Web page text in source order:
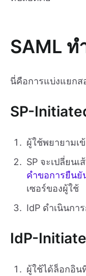
SAML ท
นี่คือการแบ่งแยกส
SP-
ผู้ใช้พยายามเ
SP จะเปลี่ยน
คำขอการยืนยั
เซอร์ของผู้ใช้
IdP ดำเนินกา
IdP-
ผู้ใช้ได้ล็อกอิน